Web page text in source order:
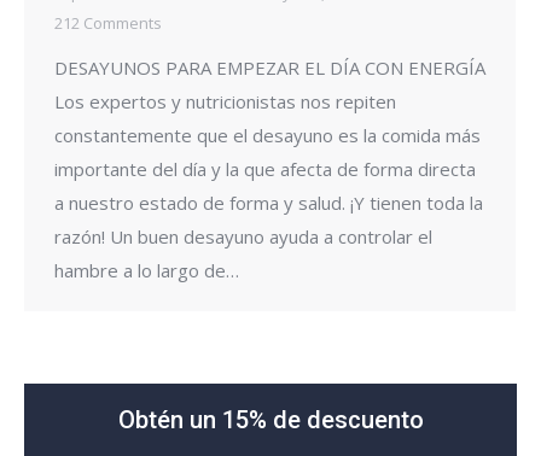
212 Comments
DESAYUNOS PARA EMPEZAR EL DÍA CON ENERGÍA
Los expertos y nutricionistas nos repiten
constantemente que el desayuno es la comida más
importante del día y la que afecta de forma directa
a nuestro estado de forma y salud. ¡Y tienen toda la
razón! Un buen desayuno ayuda a controlar el
hambre a lo largo de…
Obtén un 15% de descuento